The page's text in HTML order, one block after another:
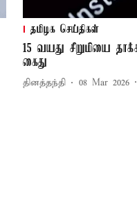
தமிழக செய்திகள்
15 வயது சிறுமியை
கைது
தினத்தந்தி 08 Mar 2026